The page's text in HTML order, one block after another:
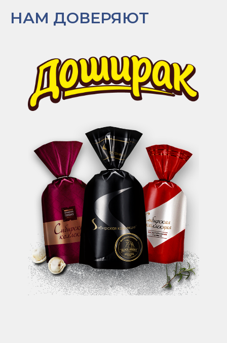
НАМ ДОВЕРЯЮТ